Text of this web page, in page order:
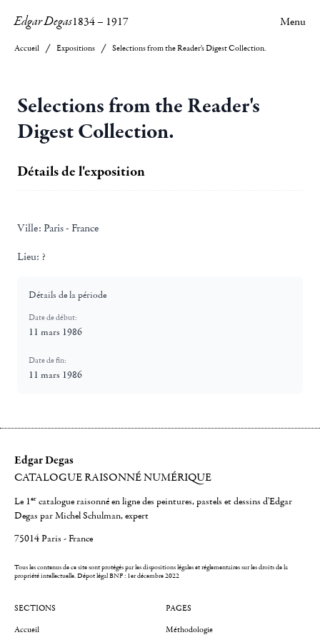
Edgar Degas1834– 1917 Menu
Accueil Expositions Selections from the Reader's Digest Collection.
Selections from the Reader's
Digest Collection.
Détails de l'exposition
Ville: Paris - France
Lieu: ?
Détails de la période
Date de début:
11 mars 1986
Date de fin:
11 mars 1986
Edgar Degas
CATALOGUE RAISONNÉ NUMÉRIQUE
Le 1er catalogue raisonné en ligne des peintures, pastels et dessins d'Edgar
Degas par Michel Schulman, expert
75014 Paris - France
Tous les contenus de ce site sont protégés par les dispositions légales et réglementaires sur les droits de la
propriété intellectuelle.Dépot légal BNF : 1er décembre 2022
SECTIONS
Accueil
PAGES
Méthodologie